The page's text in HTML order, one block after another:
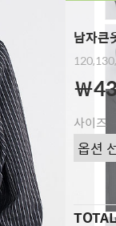
남자큰
￦
사이즈
TOTAL